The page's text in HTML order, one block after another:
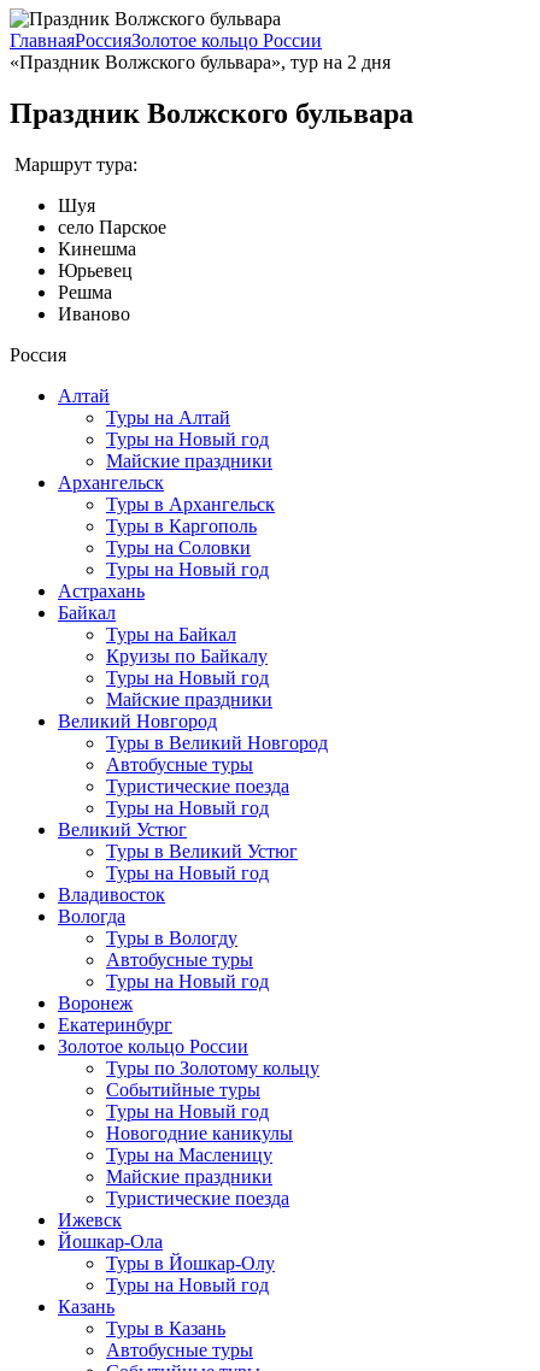
ГлавнаяРоссияЗолотое кольцо России
«Праздник Волжского бульвара», тур на 2 дня
Праздник Волжского бульвара
Маршрут тура:
Шуя
село Парское
Кинешма
Юрьевец
Решма
Иваново
Россия
Алтай
Туры на Алтай
Туры на Новый год
Майские праздники
Архангельск
Туры в Архангельск
Туры в Каргополь
Туры на Соловки
Туры на Новый год
Астрахань
Байкал
Туры на Байкал
Круизы по Байкалу
Туры на Новый год
Майские праздники
Великий Новгород
Туры в Великий Новгород
Автобусные туры
Туристические поезда
Туры на Новый год
Великий Устюг
Туры в Великий Устюг
Туры на Новый год
Владивосток
Вологда
Туры в Вологду
Автобусные туры
Туры на Новый год
Воронеж
Екатеринбург
Золотое кольцо России
Туры по Золотому кольцу
Событийные туры
Туры на Новый год
Новогодние каникулы
Туры на Масленицу
Майские праздники
Туристические поезда
Ижевск
Йошкар-Ола
Туры в Йошкар-Олу
Туры на Новый год
Казань
Туры в Казань
Автобусные туры